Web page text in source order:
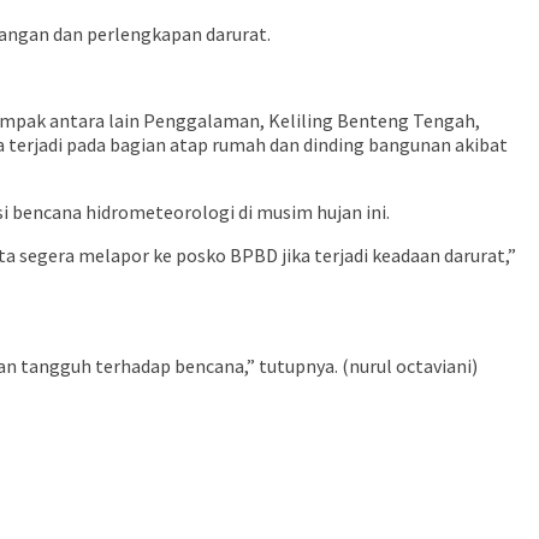
dan perlengkapan darurat.
antara lain Penggalaman, Keliling Benteng Tengah,
pada bagian atap rumah dan dinding bangunan akibat
bencana hidrometeorologi di musim hujan ini.
melapor ke posko BPBD jika terjadi keadaan darurat,”
tangguh terhadap bencana,” tutupnya. (nurul octaviani)